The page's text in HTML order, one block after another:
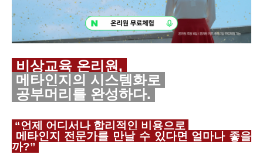
비상교육 온리원,
메타인지의 시스템화로
공부머리를 완성하다.
“언제 어디서나 합리적인 비용으로
메타인지 전문가를 만날 수 있다면 얼마나 좋을
까?”